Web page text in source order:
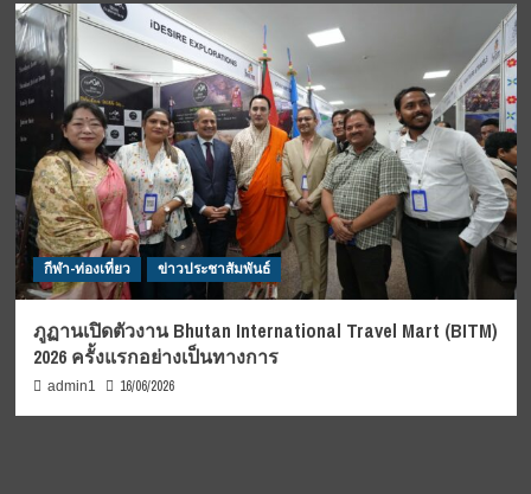
กีฬา-ท่องเที่ยว ข่าวประชาสัมพันธ์
ภูฏานเปิดตัวงาน Bhutan International Travel Mart (BITM)
2026 ครั้งแรกอย่างเป็นทางการ
admin1 16/06/2026